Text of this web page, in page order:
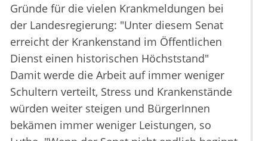
Gründe für die vielen Krankmeldungen bei
der Landesregierung: "Unter diesem Senat
erreicht der Krankenstand im Öffentlichen
Dienst einen historischen Höchststand"
Damit werde die Arbeit auf immer weniger
Schultern verteilt, Stress und Krankenstände
würden weiter steigen und BürgerInnen
bekämen immer weniger Leistungen, so